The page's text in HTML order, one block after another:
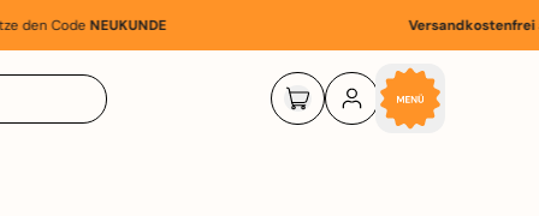
CodeNEUKUNDE Versandkostenfrei ab
Suchen
Körbchen
Artikel
Einloggen
Menü